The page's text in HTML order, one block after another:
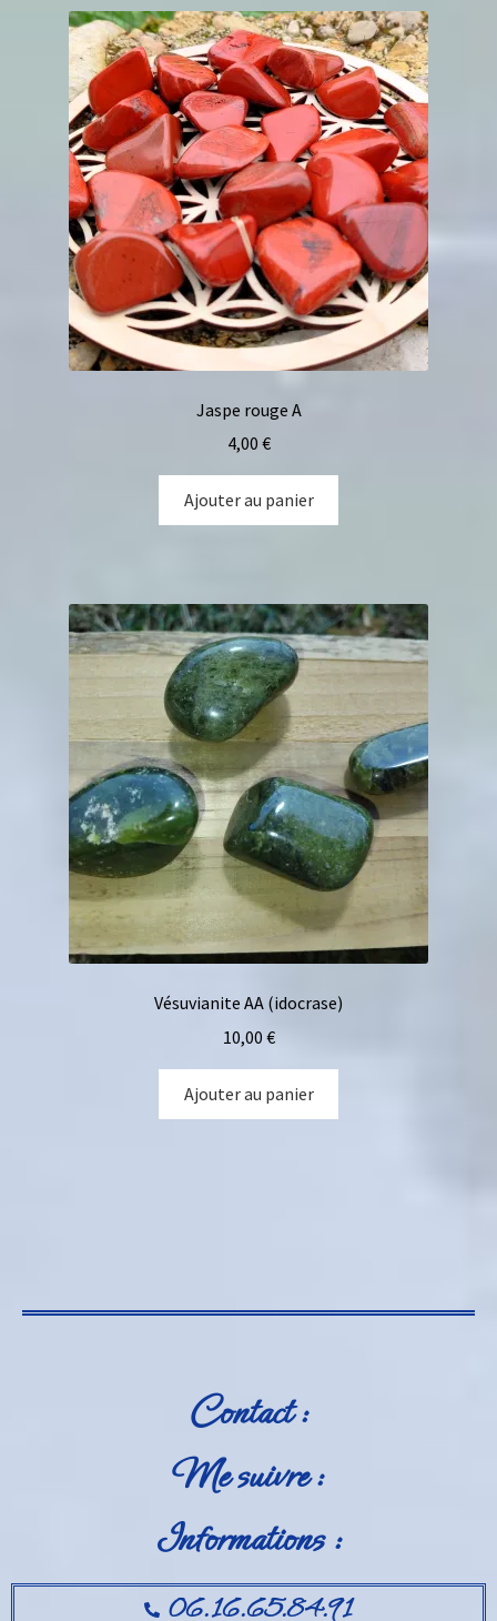
Jaspe rouge A
4,00 €
Ajouter au panier
Vésuvianite AA (idocrase)
10,00 €
Ajouter au panier
Contact :
Me suivre :
Informations :
06.16.65.84.91